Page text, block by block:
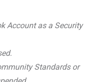
Account as a Security
Standards or